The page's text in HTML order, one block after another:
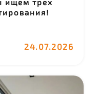
ищем трех
24.07.2026